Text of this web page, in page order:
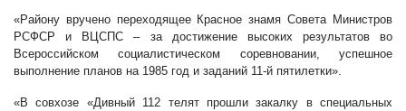
«Району вручено переходящее Красное знамя Совета Министров
РСФСР и ВЦСПС – за достижение высоких результатов во
Всероссийском социалистическом соревновании, успешное
выполнение планов на 1985 год и заданий 11-й пятилетки».
«В совхозе «Дивный 112 телят прошли закалку в специальных